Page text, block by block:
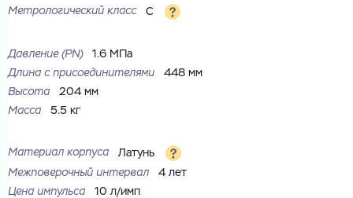
Перечислите товары, которые вас интересуют
и укажите какую информацию вы хотите по ним
Метрологический класс
C
Давление (PN)
1.6 МПа
Длина с присоединителями
448 мм
Высота
204 мм
Масса
5.5 кг
Материал корпуса
Латунь
Межповерочный интервал
4 лет
Цена импульса
10 л/имп